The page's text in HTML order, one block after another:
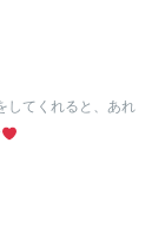
してくれると、あれ